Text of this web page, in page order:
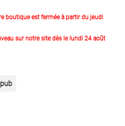
boutique est fermée à partir du jeudi
sur notre site dès le lundi 24 août